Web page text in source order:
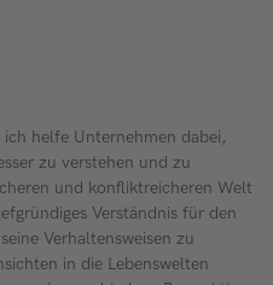
helfe Unternehmen dabei,
zu verstehen und zu
und konfliktreicheren Welt
Verständnis für den
Verhaltensweisen zu
in die Lebenswelten